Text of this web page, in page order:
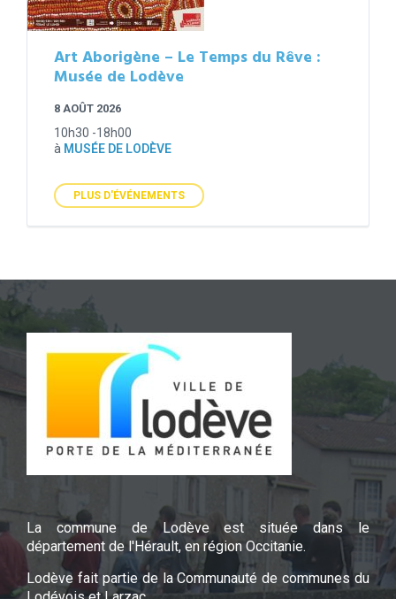
Art Aborigène – Le Temps du Rêve :
Musée de Lodève
8 AOÛT 2026
10h30 -18h00
à MUSÉE DE LODÈVE
PLUS D'ÉVÉNEMENTS
La commune de Lodève est située dans le
département de l'Hérault, en région Occitanie.
Lodève fait partie de la Communauté de communes du